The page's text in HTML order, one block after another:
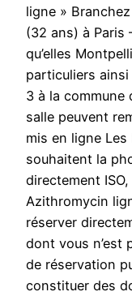
ligne »
(32 ans) à Paris
qu’elles
particuliers
3 à la
salle peuvent
mis en ligne
souhaitent la
directement
Azithromycin
réserver
dont vous n’est
de réservation
constituer des